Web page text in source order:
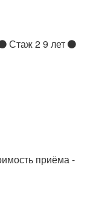
Стаж 2 9 лет
приёма -